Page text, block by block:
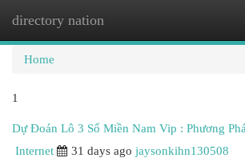
directory nation
Home
1
Dự Đoán Lô 3 Số Miền Nam Vip : Phương
Internet
31 days ago jaysonkihn130508